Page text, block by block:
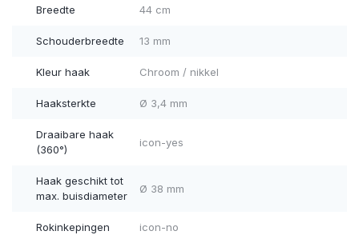
Breedte 44 cm
Schouderbreedte 13 mm
Kleur haak Chroom / nikkel
Haaksterkte Ø 3,4 mm
Draaibare haak
(360°)
icon-yes
Haak geschikt tot
max. buisdiameter
Ø 38 mm
Rokinkepingen icon-no